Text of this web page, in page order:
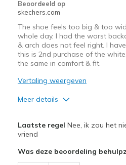
View On Shoes
Beoordeeld op
skechers.com
The shoe feels too big & too
whole day, I had the worst
& arch does not feel right. I
this is 2nd purchase of the
the same in comfort & fit.
Vertaling weergeven
Meer details
Poor Cushioning
Beste toepassingen
Laatste regel Nee, ik zou het
vriend
Was deze beoordeling